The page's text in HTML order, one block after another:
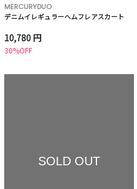
MERCURYDUO
デニムイレギュラーヘムフレアスカート
10,780 円
30%OFF
SOLD OUT